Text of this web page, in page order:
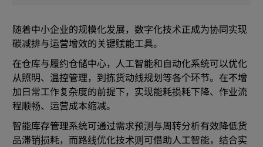
随着中小企业的规模化发展，数字化技术正成为协同实现
碳减排与运营增效的关键赋能工具。
在仓库与履约仓储中心，人工智能和自动化系统可以优化
从照明、温控管理，到拣货动线规划等各个环节。在不增
加日常工作复杂度的前提下，实现能耗损耗下降、作业流
程顺畅、运营成本缩减。
智能库存管理系统可通过需求预测与周转分析有效降低货
品滞销损耗，而路线优化技术则可借助人工智能，结合实